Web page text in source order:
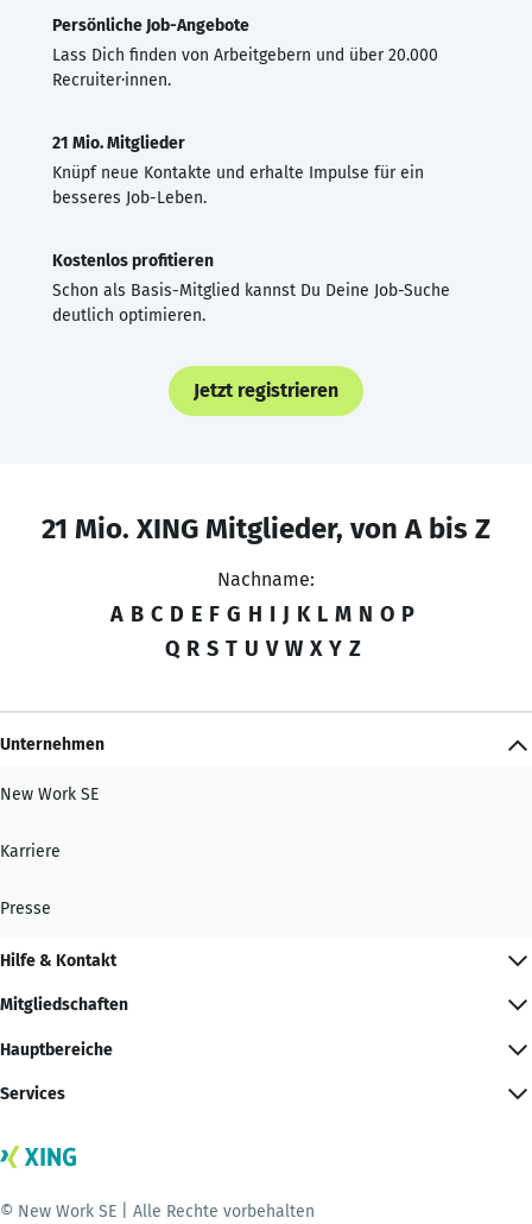
Persönliche Job-Angebote
Lass Dich finden von Arbeitgebern und über 20.000
Recruiter·innen.
21 Mio. Mitglieder
Knüpf neue Kontakte und erhalte Impulse für ein
besseres Job-Leben.
Kostenlos profitieren
Schon als Basis-Mitglied kannst Du Deine Job-Suche
deutlich optimieren.
Jetzt registrieren
21 Mio. XING Mitglieder, von A bis Z
Nachname:
A B C D E F G H I J K L M N O P
Q R S T U V W X Y Z
Unternehmen
New Work SE
Karriere
Presse
Hilfe & Kontakt
Mitgliedschaften
Hauptbereiche
Services
© New Work SE | Alle Rechte vorbehalten